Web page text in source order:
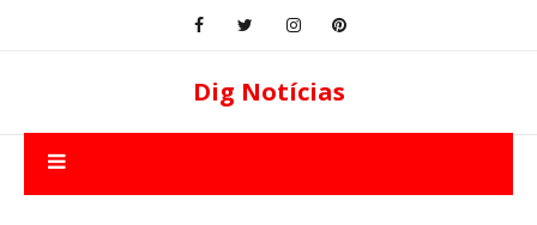
Dig Notícias